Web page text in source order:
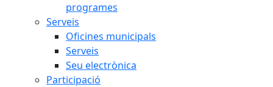
programes
Serveis
Oficines municipals
Serveis
Seu electrònica
Participació